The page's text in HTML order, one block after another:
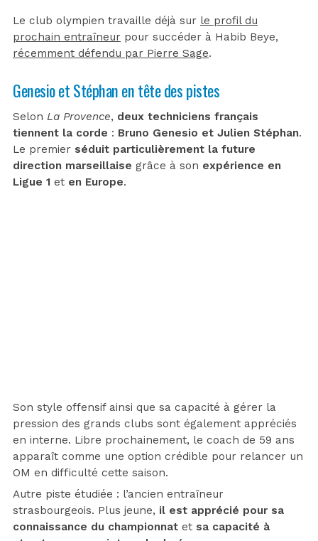
Le club olympien travaille déjà sur le profil du
prochain entraîneur pour succéder à Habib Beye,
récemment défendu par Pierre Sage.
Genesio et Stéphan en tête des pistes
Selon La Provence, deux techniciens français
tiennent la corde : Bruno Genesio et Julien Stéphan.
Le premier séduit particulièrement la future
direction marseillaise grâce à son expérience en
Ligue 1 et en Europe.
Son style offensif ainsi que sa capacité à gérer la
pression des grands clubs sont également appréciés
en interne. Libre prochainement, le coach de 59 ans
apparaît comme une option crédible pour relancer un
OM en difficulté cette saison.
Autre piste étudiée : l’ancien entraîneur
strasbourgeois. Plus jeune, il est apprécié pour sa
connaissance du championnat et sa capacité à